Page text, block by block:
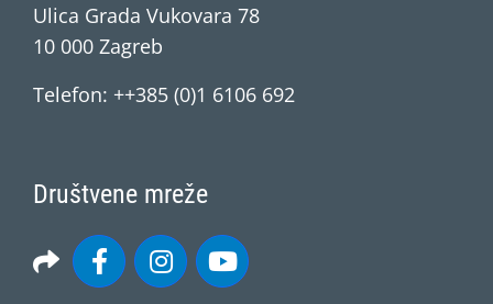
Ulica Grada Vukovara 78
10 000 Zagreb
Telefon: ++385 (0)1 6106 692
Društvene mreže